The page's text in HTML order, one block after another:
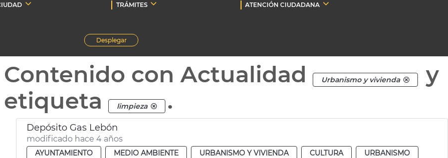
TRÁMITES
ATENCIÓN CIUDADANA
Desplegar
Contenido con Actualidad Urbanismo y vivienda
y
etiqueta
limpieza .
Depósito Gas Lebón
modificado hace 4 años
AYUNTAMIENTO MEDIO AMBIENTE URBANISMO Y VIVIENDA CULTURA
URBANISMO